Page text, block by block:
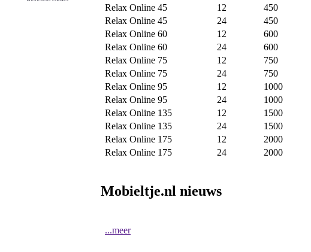
Relax Online 45
12 450
Relax Online 45
24 450
Relax Online 60
12 600
Relax Online 60
24 600
Relax Online 75
12 750
Relax Online 75
24 750
Relax Online 95
12 1000
Relax Online 95
24 1000
Relax Online 135
12 1500
Relax Online 135
24 1500
Relax Online 175
12 2000
Relax Online 175
24 2000
Mobieltje.nl nieuws
...meer